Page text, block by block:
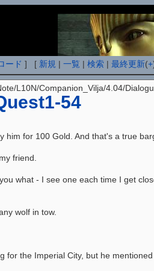
ード ] [ 新規 |一覧 |検索 |最終更新(+
54
L10N/Companion_Vilja/4.04/
him for 100 Gold. And that's a true
friend.
what - I see one each time I get
wolf in tow.
for the Imperial City, but he